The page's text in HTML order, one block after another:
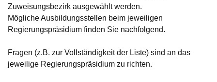
Zuweisungsbezirk ausgewählt werden.
Mögliche Ausbildungsstellen beim jeweiligen
Regierungspräsidium finden Sie nachfolgend.
Fragen (z.B. zur Vollständigkeit der Liste) sind an das
jeweilige Regierungspräsidium zu richten.